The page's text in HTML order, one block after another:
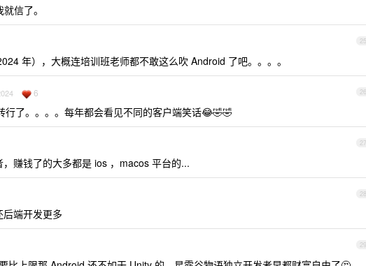
信了。
25
年），大概连培训班老师都不敢这么吹 Android 了吧。。。。
26
6
行了。。。。每年都会看见不同的客户端笑话😂🤣🤣
27
赚钱了的大多都是 ios ，macos 平台的...
28
端开发更多
29